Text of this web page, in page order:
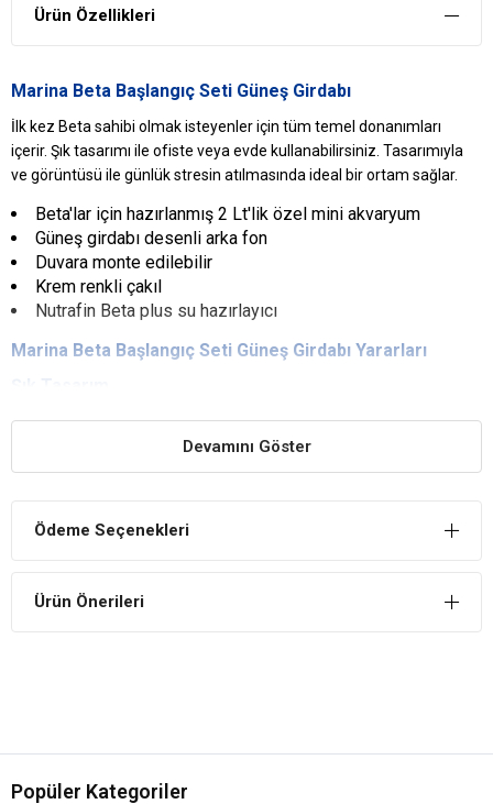
Ürün Özellikleri
Marina Beta Başlangıç Seti Güneş Girdabı
İlk kez Beta sahibi olmak isteyenler için tüm temel donanımları
içerir. Şık tasarımı ile ofiste veya evde kullanabilirsiniz. Tasarımıyla
ve görüntüsü ile günlük stresin atılmasında ideal bir ortam sağlar.
Beta'lar için hazırlanmış 2 Lt'lik özel mini akvaryum
Güneş girdabı desenli arka fon
Duvara monte edilebilir
Krem renkli çakıl
Nutrafin Beta plus su hazırlayıcı
Marina Beta Başlangıç Seti Güneş Girdabı Yararları
Son derece şık bir tasarıma sahiptir. Ev ve ofislere uygundur.
Betalar İçin Özel ÜretimDevamını Göster
Ödeme Seçenekleri
Ürün Önerileri
Popüler Kategoriler